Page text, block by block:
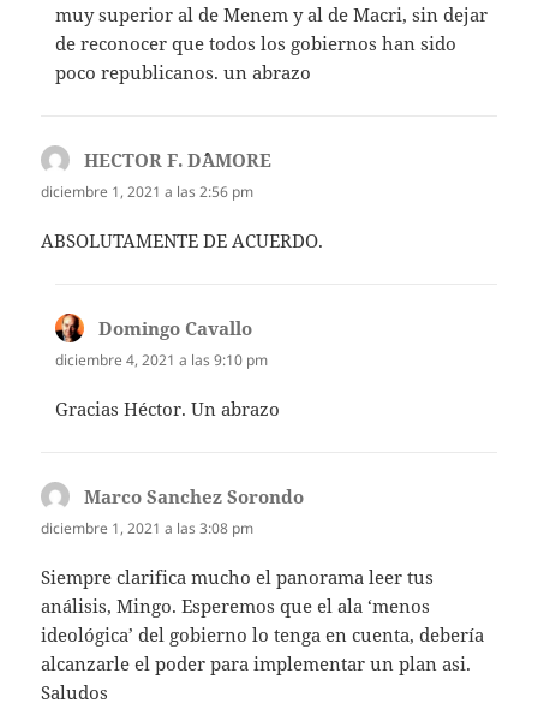
muy superior al de Menem y al de Macri, sin dejar
de reconocer que todos los gobiernos han sido
poco republicanos. un abrazo
HECTOR F. D´´AMORE
diciembre 1, 2021 a las 2:56 pm
ABSOLUTAMENTE DE ACUERDO.
Domingo Cavallo
diciembre 4, 2021 a las 9:10 pm
Gracias Héctor. Un abrazo
Marco Sanchez Sorondo
diciembre 1, 2021 a las 3:08 pm
Siempre clarifica mucho el panorama leer tus
análisis, Mingo. Esperemos que el ala ‘menos
ideológica’ del gobierno lo tenga en cuenta, debería
alcanzarle el poder para implementar un plan asi.
Saludos